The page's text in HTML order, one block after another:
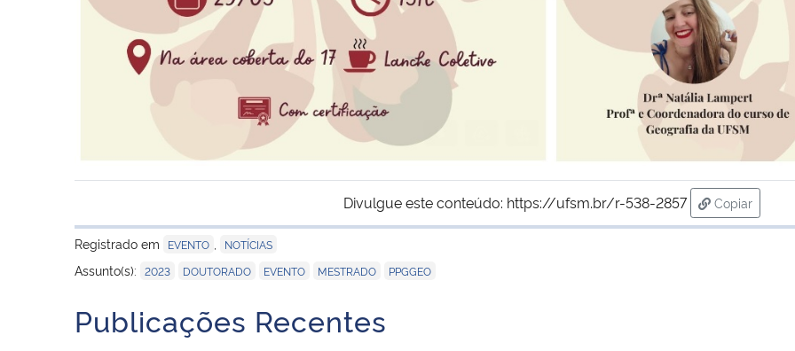
Divulgue este conteúdo: https://ufsm.br/r-538-2857
Copiar
para área
Registrado em
EVENTO NOTÍCIAS
Assunto(s): 2023 DOUTORADO EVENTO MESTRADO PPGGEO
Publicações Recentes